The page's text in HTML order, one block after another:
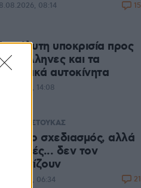
08:14 15
απόλυτη υποκρισία προς
Ελληνες και τα
αυτοκίνητα
14:08
ΣΤΟΥΚΑΣ
Καλός ο σχεδιασμός, αλλά
οι φωτιές... δεν τον
υπολογίζουν
06:34 21